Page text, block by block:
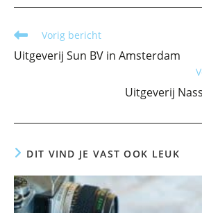
Lees
artikelen
Vorig bericht
Uitgeverij Sun BV in Amsterdam
Uitgeverij
DIT VIND JE VAST OOK LEUK